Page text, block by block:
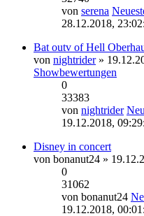
von serena
28.12.2018,
Bat outv of Hell
von nightrider»
Showbewertungen
0
33383
von nightrider
19.12.2018,
Disney in concert
von bonanut24 »
0
31062
von bonanut24
19.12.2018,